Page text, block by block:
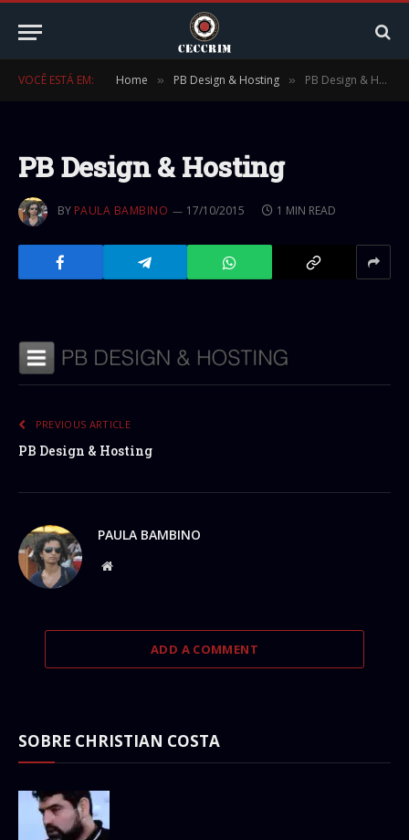
VOCÊ ESTÁ EM: Home » PB Design & Hosting » PB Design & Hosting
PB Design & Hosting
BY PAULA BAMBINO 17/10/2015 1 MIN READ
PREVIOUS ARTICLE
PB Design & Hosting
PAULA BAMBINO
Website
ADD A COMMENT
SOBRE CHRISTIAN COSTA